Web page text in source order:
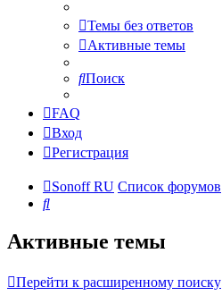
Темы без ответов
Активные темы
Поиск
FAQ
Вход
Регистрация
Sonoff RU Список форумов
Поиск
Активные темы
Перейти к расширенному поиску